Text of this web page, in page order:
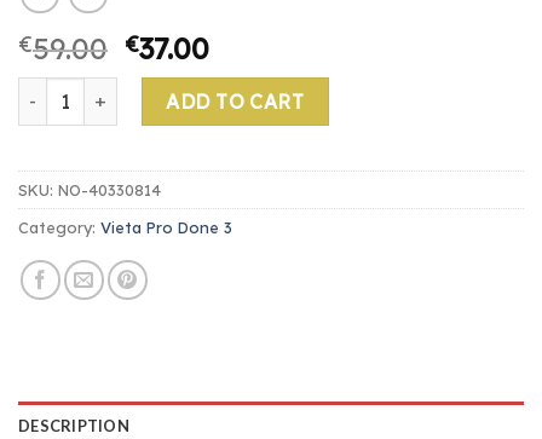
€59.00 €37.00
vieta pro done 3 quantity
ADD TO CART
SKU: NO-40330814
Category: Vieta Pro Done 3
DESCRIPTION